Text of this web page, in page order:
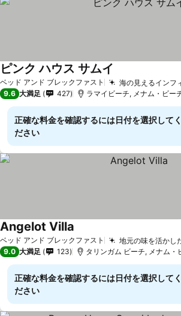
ベッド アンド ブレックファスト 海の見えるインフ
ピンク ハウス サムイ
9.6 大満足 427 ラマイビーチ, メナム・ビー
正確な料金を確認するには日付を選択してく
ださい
ベッド アンド ブレックファスト 地元の味を活かし
Angelot Villa
9.0 大満足 123 タリンガム ビーチ, メナム・
正確な料金を確認するには日付を選択してく
ださい